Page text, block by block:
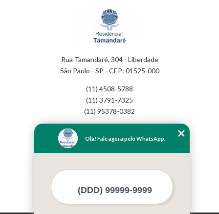
Rua Tamandaré, 304 - Liberdade
São Paulo - SP - CEP: 01525-000
(11) 4508-5788
(11) 3791-7325
(11) 95378-0382
Empresa
Missão
Mapa do site
Mais Serviços
Olá! Fale agora pelo WhatsApp.